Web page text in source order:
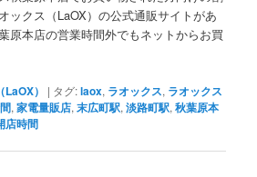
ックス（LaOX）の公式通販サイトがあ
原本店の営業時間外でもネットからお買
） | タグ:laox, ラオックス, ラオックス
,家電量販店,末広町駅,淡路町駅,秋葉原本
店時間